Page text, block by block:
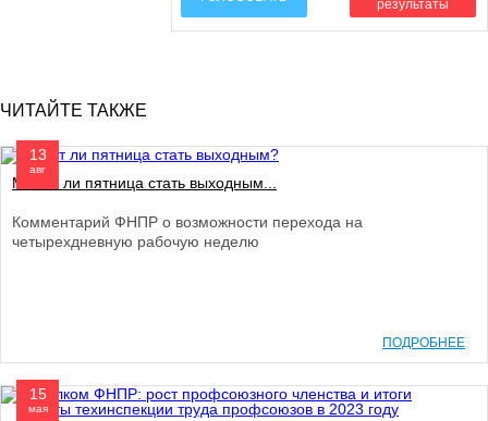
результаты
ЧИТАЙТЕ ТАКЖЕ
13
авг
Может ли пятница стать выходным...
Комментарий ФНПР о возможности перехода на
четырехдневную рабочую неделю
ПОДРОБНЕЕ
15
мая